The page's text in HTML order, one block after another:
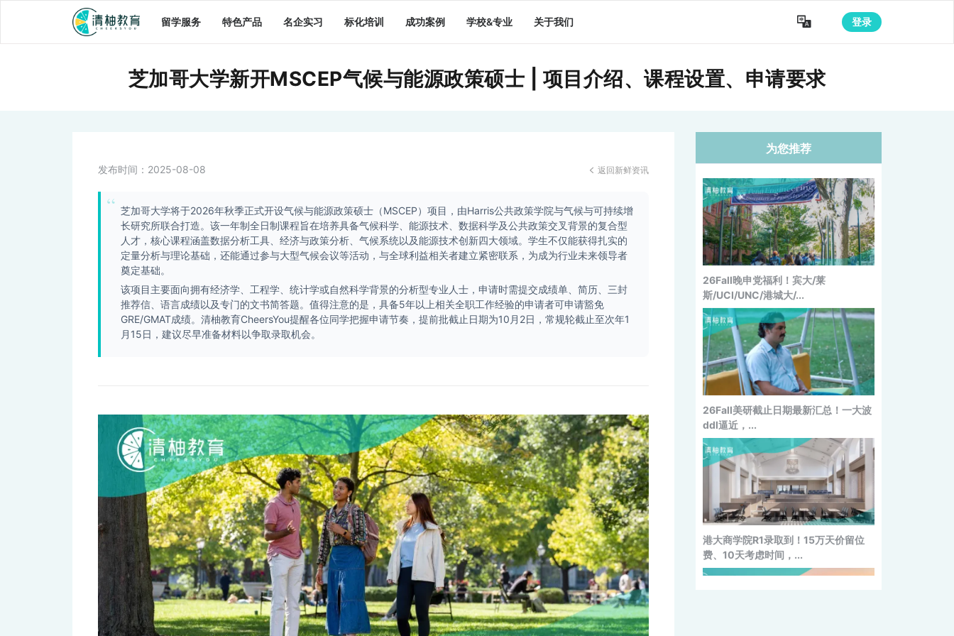
留学服务 特色产品 名企实习 标化培训 成功案例 学校&专业 关于我们 登录

芝加哥大学新开MSCEP气候与能源政策硕士 | 项目介绍、课程设置、申请要求
发布时间： 2025-08-08  返回新鲜资讯
芝加哥大学将于2026年秋季正式开设气候与能源政策硕士（MSCEP）项目，由Harris公共政策学院与气候与可持续增
长研究所联合打造。该一年制全日制课程旨在培养具备气候科学、能源技术、数据科学及公共政策交叉背景的复合型
人才，核心课程涵盖数据分析工具、经济与政策分析、气候系统以及能源技术创新四大领域。学生不仅能获得扎实的
定量分析与理论基础，还能通过参与大型气候会议等活动，与全球利益相关者建立紧密联系，为成为行业未来领导者
奠定基础。
该项目主要面向拥有经济学、工程学、统计学或自然科学背景的分析型专业人士，申请时需提交成绩单、简历、三封
推荐信、语言成绩以及专门的文书简答题。值得注意的是，具备5年以上相关全职工作经验的申请者可申请豁免
GRE/GMAT成绩。清柚教育CheersYou提醒各位同学把握申请节奏，提前批截止日期为10月2日，常规轮截止至次年1
月15日，建议尽早准备材料以争取录取机会。
为您推荐
清柚教育2026Fall申请季完美收官：
清柚学员斩获2,...
26Fall晚申党福利！宾大/莱
斯/UCI/UNC/港城大/...
26Fall美研截止日期最新汇总！一大波
ddl逼近，...
港大商学院R1录取到！15万天价留位
费、10天考虑时间，...